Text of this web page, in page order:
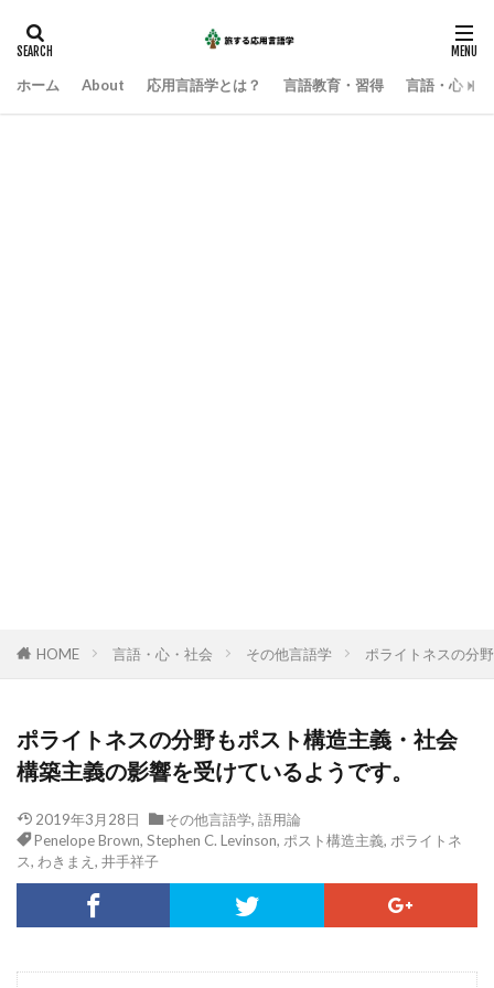
ホーム About 応用言語学とは？ 言語教育・習得 言語・心・
HOME 言語・心・社会 その他言語学 ポライトネスの分
ポライトネスの分野もポスト構造主義・社会
構築主義の影響を受けているようです。
2019年3月28日 その他言語学, 語用論
Penelope Brown, Stephen C. Levinson, ポスト構造主義, ポライトネ
ス, わきまえ , 井手祥子